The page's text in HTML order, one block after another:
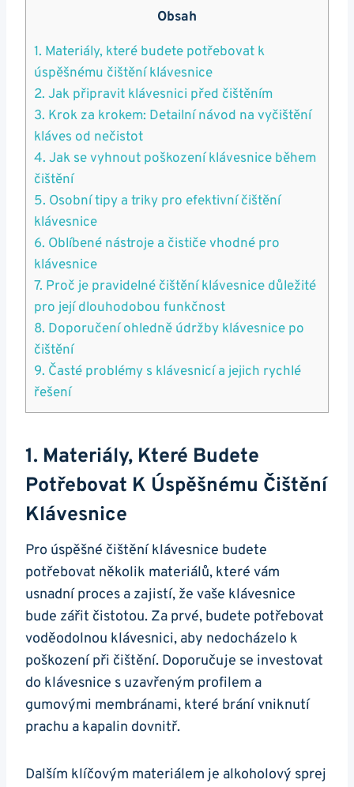
Obsah
1. Materiály, které budete potřebovat k
úspěšnému čištění klávesnice
2. Jak připravit klávesnici před čištěním
3.​ Krok za krokem: Detailní návod na ⁢vyčištění
kláves od nečistot
4. Jak se vyhnout poškození klávesnice během​
čištění
5. Osobní tipy a triky pro efektivní ‍čištění ​
klávesnice
6. Oblíbené nástroje a​ čističe vhodné‍ pro
klávesnice
7. Proč je pravidelné čištění klávesnice důležité
pro její dlouhodobou funkčnost
8. Doporučení⁤ ohledně údržby klávesnice po⁢
čištění
9.‍ Časté problémy s ⁣klávesnicí a jejich rychlé
řešení
1. Materiály, Které Budete
Potřebovat K Úspěšnému Čištění
Klávesnice
Pro úspěšné čištění⁢ klávesnice budete
potřebovat několik materiálů, které vám
usnadní proces a zajistí, že vaše klávesnice
bude ‍zářit ‌čistotou. Za prvé, budete potřebovat⁣
voděodolnou klávesnici, aby‍ nedocházelo k⁤
poškození při čištění. Doporučuje se investovat⁣
do klávesnice s uzavřeným ‌profilem a
gumovými membránami,⁤ které brání vniknutí
prachu a kapalin dovnitř.
Dalším klíčovým materiálem je alkoholový sprej